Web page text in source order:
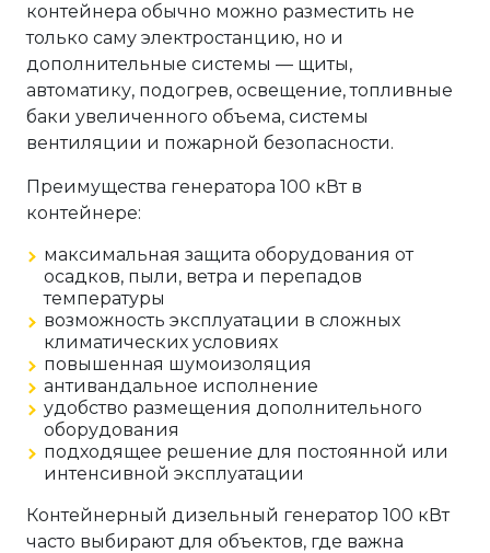
контейнера обычно можно разместить не
только саму электростанцию, но и
дополнительные системы — щиты,
автоматику, подогрев, освещение, топливные
баки увеличенного объема, системы
вентиляции и пожарной безопасности.
Преимущества генератора 100 кВт в
контейнере:
максимальная защита оборудования от
осадков, пыли, ветра и перепадов
температуры
возможность эксплуатации в сложных
климатических условиях
повышенная шумоизоляция
антивандальное исполнение
удобство размещения дополнительного
оборудования
подходящее решение для постоянной или
интенсивной эксплуатации
Контейнерный дизельный генератор 100 кВт
часто выбирают для объектов, где важна